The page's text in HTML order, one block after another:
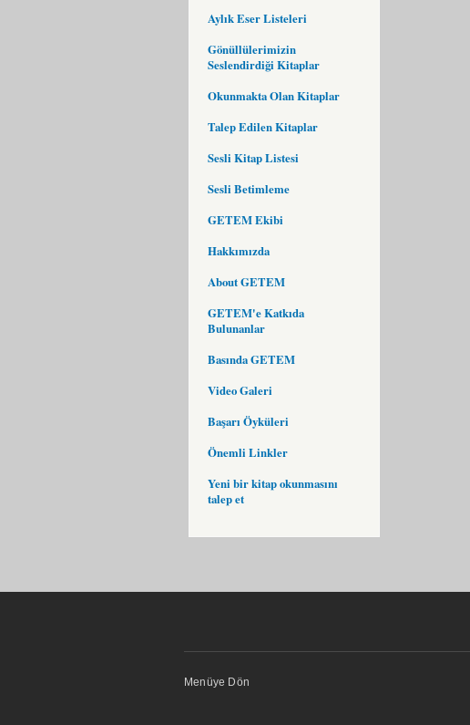
Aylık Eser Listeleri
Gönüllülerimizin
Seslendirdiği Kitaplar
Okunmakta Olan Kitaplar
Talep Edilen Kitaplar
Sesli Kitap Listesi
Sesli Betimleme
GETEM Ekibi
Hakkımızda
About GETEM
GETEM'e Katkıda
Bulunanlar
Basında GETEM
Video Galeri
Başarı Öyküleri
Önemli Linkler
Yeni bir kitap okunmasını
talep et
Menüye Dön